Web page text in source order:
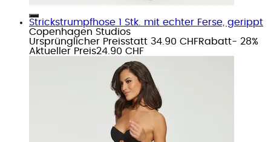
Strickstrumpfhose 1 Stk. mit echter Ferse, gerippt
Copenhagen Studios
Ursprünglicher Preisstatt 34.90 CHFRabatt- 28%
Aktueller Preis24.90 CHF